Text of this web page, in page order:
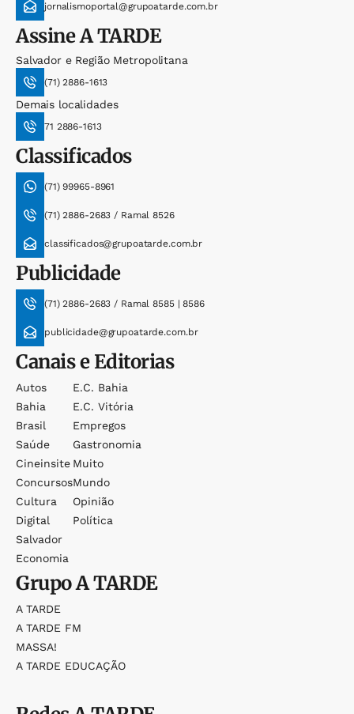
jornalismoportal@grupoatarde.com.br
AssineA TARDE
Salvador e Região Metropolitana
(71) 2886-1613
Demais localidades
71 2886-1613
Classificados
(71) 99965-8961
(71) 2886-2683 / Ramal 8526
classificados@grupoatarde.com.br
Publicidade
(71) 2886-2683 / Ramal 8585 | 8586
publicidade@grupoatarde.com.br
Canais e Editorias
Autos
Bahia
Brasil
Saúde
Cineinsite
Concursos
Cultura
Digital
Salvador
Economia
E.c. Bahia
E.c. Vitória
Empregos
Gastronomia
Muito
Mundo
Opinião
Política
GrupoA TARDE
A TARDE
A TARDE FM
MASSA!
A TARDE EDUCAÇÃO